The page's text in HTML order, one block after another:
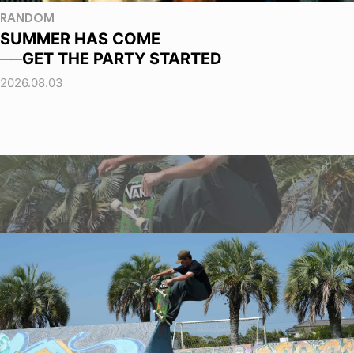
RANDOM
SUMMER HAS COME
──GET THE PARTY STARTED
2026.08.03